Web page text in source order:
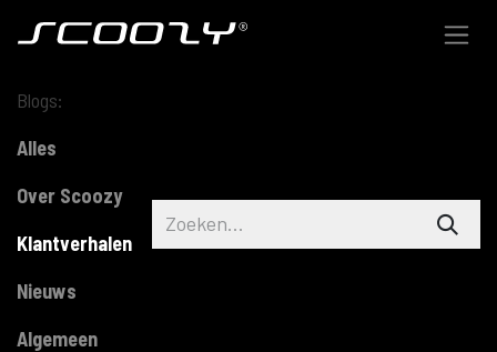
Blogs:
Alles
Over Scoozy
Klantverhalen
Nieuws
Algemeen